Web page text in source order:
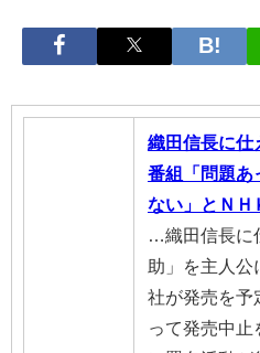
織田信長に仕
番組「問題あ
ない」とＮＨ
…織田信長に
助」を主人公
社が発売を予
って発売中止